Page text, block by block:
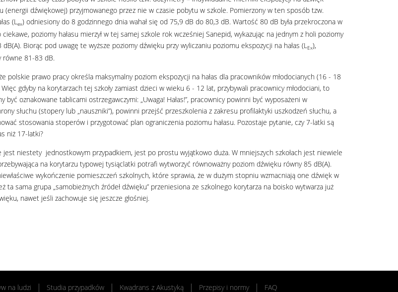
(energii dźwiękowej) przyjmowanego przez nie w czasie pobytu w szkole. Pomierzony w ten sposób tzw.
(Lex) odniesiony do 8 godzinnego dnia wahał się od 75,9 dB do 80,3 dB. Wartość 80 dB była przekroczona w
ciekawe, poziomy hałasu mierzył w tej samej szkole rok wcześniej Sanepid, wykazując na jednym z holi poziomy
Biorąc pod uwagę te wyższe poziomy dźwięku przy wyliczaniu poziomu ekspozycji na hałas (LEx),
równe 81-83 dB.
polskie prawo pracy określa maksymalny poziom ekspozycji na hałas dla pracowników młodocianych (16 - 18
gdyby na korytarzach tej szkoły zamiast dzieci w wieku 6 - 12 lat, przybywali pracownicy młodociani, to
być oznakowane tablicami ostrzegawczymi: „Uwaga! Hałas!”, pracownicy powinni być wyposażeni w
słuchu (stopery lub „nauszniki”), powinni przejść przeszkolenia z zakresu profilaktyki uszkodzeń słuchu, a
stosowania stoperów i przygotować plan ograniczenia poziomu hałasu. Pozostaje pytanie, czy 7-latki są
niż 17-latki?
jest niestety jednostkowym przypadkiem, jest po prostu wyjątkowo duża. W mniejszych szkołach jest niewiele
na korytarzu typowej tysiąclatki potrafi wytworzyć równoważny poziom dźwięku równy 85 dB(A).
wykończenie pomieszczeń szkolnych, które sprawia, że w dużym stopniu wzmacniają one dźwięk w
ta sama grupa „samobieżnych źródeł dźwięku” przeniesiona ze szkolnego korytarza na boisko wytwarza już
nawet jeśli zachowuje się jeszcze głośniej.
na ludzi Studia przypadków Kwadrans z Akustyką Przepisy i normy FAQ